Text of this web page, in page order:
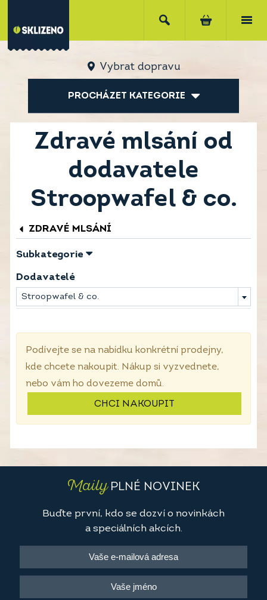
Vybrat dopravu
PROCHÁZET KATEGORIE
Zdravé mlsání od
dodavatele
Stroopwafel & co.
ZDRAVÉ MLSÁNÍ
Subkategorie
Dodavatelé
Stroopwafel & co.
Podívejte se na nabídku konkrétní prodejny,
kde chcete nakoupit. Nákup si vyzvednete,
nebo vám ho dovezeme domů.
CHCI NAKOUPIT
MailyPLNÉ NOVINEK
Buďte první, kdo se dozví o novinkách
a speciálních akcích.